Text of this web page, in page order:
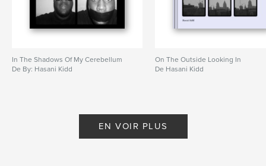
In The Shadows Of My Cerebellum
De By: Hasani Kidd
On The Outside Looking In
De Hasani Kidd
EN VOIR PLUS